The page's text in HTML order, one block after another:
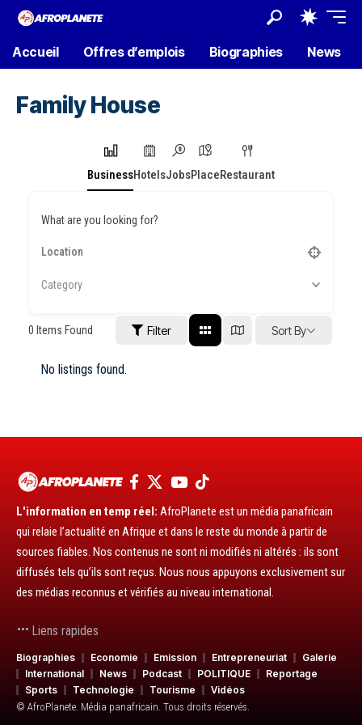
Accueil Offres d’emplois Biographies News
Family House
BusinessHotelsJobsPlaceRestaurant
What are you looking for?
Category
0 Items Found Filter Sort By
No listings found.
L'information en temp réel: AfroPlanete est un média panafricain
qui relaie l’actualité en Afrique et dans le reste du monde à partir de
sources fiables. Nos contenus ne sont ni modifiés ni altérés : ils sont
diffusés tels qu’ils sont reçus. Nous nous appuyons exclusivement sur
des médias reconnus et vérifiés au niveau international.
Liens rapides
Biographies Economie Emission Entrepreneuriat
Galerie
International
News Podcast POLITIQUE
Reportage
Sports
Technologie Tourisme
Vidéos
© AfroPlanete. Média panafricain. Tous droits réservés.